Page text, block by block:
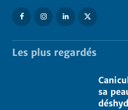
Les plus regardés
sa